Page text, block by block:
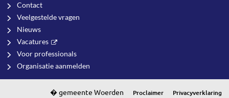
Contact
Veelgestelde vragen
Nieuws
Vacatures
Voor professionals
Organisatie aanmelden
Proclaimer Privacyverklaring